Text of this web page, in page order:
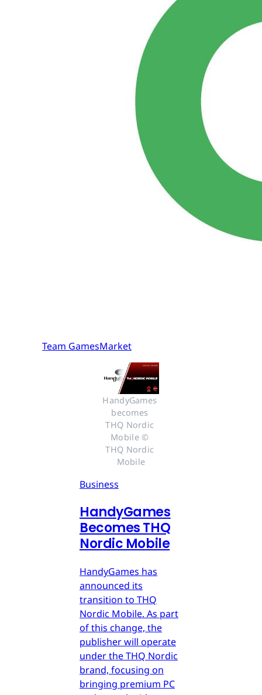
Team GamesMarket
HandyGames
becomes
THQ Nordic
Mobile ©
THQ Nordic
Mobile
Business
HandyGames
Becomes THQ
Nordic Mobile
HandyGames has
announced its
transition to THQ
Nordic Mobile. As part
of this change, the
publisher will operate
under the THQ Nordic
brand, focusing on
bringing premium PC